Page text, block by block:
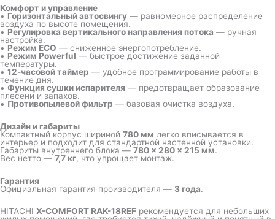
Комфорт и управление
• Горизонтальный автосвингу — равномерное распределение
воздуха по высоте помещения.
• Регулировка вертикального направления потока — ручная
настройка.
• Режим ECO — сниженное энергопотребление.
• Режим Powerful — быстрое достижение заданной
температуры.
• 12-часовой таймер — удобное программирование работы в
течение дня.
• Функция сушки испарителя — предотвращает образование
плесени и запахов.
• Противопылевой фильтр — базовая очистка воздуха.
Дизайн и габариты
Компактный корпус шириной 780 мм легко вписывается в
интерьер и подходит для стандартной настенной установки.
Габариты внутреннего блока — 780 × 280 × 215 мм.
Вес нетто —7,7 кг, что упрощает монтаж.
Гарантия
Официальная гарантия производителя — 3 года.
HITACHI X-COMFORT RAK-18REF рекомендуется для небольших